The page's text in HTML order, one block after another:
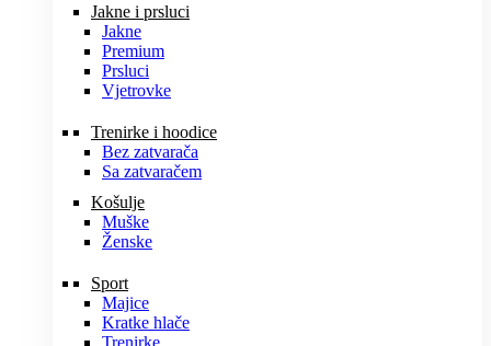
Jakne i prsluci
Jakne
Premium
Prsluci
Vjetrovke
Trenirke i hoodice
Bez zatvarača
Sa zatvaračem
Košulje
Muške
Ženske
Sport
Majice
Kratke hlače
Trenirke